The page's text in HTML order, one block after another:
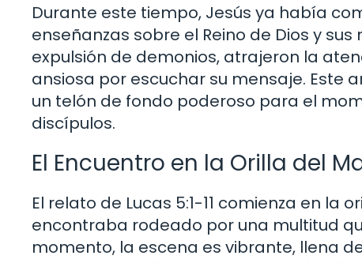
Durante este tiempo, Jesús ya había
enseñanzas sobre el Reino de Dios y
expulsión de demonios, atrajeron la
ansiosa por escuchar su mensaje.
un telón de fondo poderoso para el
discípulos.
El Encuentro en la Orilla del
El relato de Lucas 5:1-11 comienza en la
encontraba rodeado por una multitud
momento, la escena es vibrante, llena